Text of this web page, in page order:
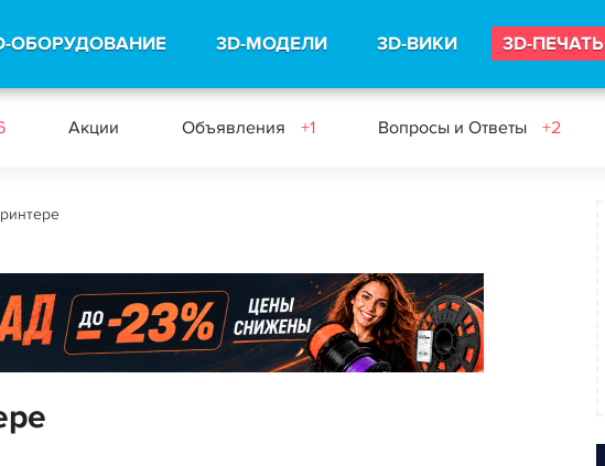
ОБОРУДОВАНИЕ 3D-МОДЕЛИ 3D-ВИКИ 3D-ПЕЧАТЬ
Акции Объявления +1 Вопросы и Ответы +2